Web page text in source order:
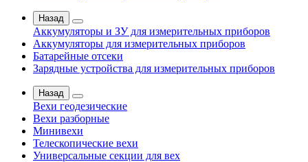
Назад
Аккумуляторы и ЗУ для измерительных приборов
Аккумуляторы для измерительных приборов
Батарейные отсеки
Зарядные устройства для измерительных приборов
Назад
Вехи геодезические
Вехи разборные
Минивехи
Телескопические вехи
Универсальные секции для вех